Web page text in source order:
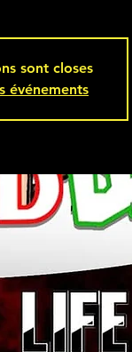
sont closes
événements